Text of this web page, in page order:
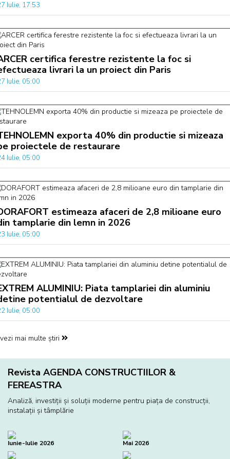
Iulie, 17:53
certifica ferestre rezistente la foc si
livrari la un proiect din Paris
Iulie, 05:00
exporta 40% din productie si mizeaza
proiectele de restaurare
Iulie, 05:00
estimeaza afaceri de 2,8 milioane euro
tamplarie din lemn in 2026
Iulie, 05:00
ALUMINIU: Piata tamplariei din aluminiu
potentialul de dezvoltare
Iulie, 05:00
vezi mai multe știri
Revista AGENDA CONSTRUCTIILOR &
FEREASTRA
Analiză, investiţii și soluţii moderne pentru piaţa de construcţii,
instalaţii și tâmplărie
Iunie-Iulie 2026 Mai 2026